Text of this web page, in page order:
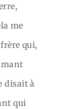
me
qui,
disait à
qui